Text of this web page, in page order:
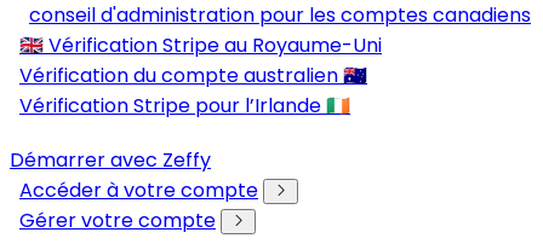
conseil d'administration pour les comptes canadiens
🇬🇧 Vérification Stripe au Royaume-Uni
Vérification du compte australien 🇦🇺
Vérification Stripe pour l’Irlande 🇮🇪
Démarrer avec Zeffy
Accéder à votre compte
Gérer votre compte